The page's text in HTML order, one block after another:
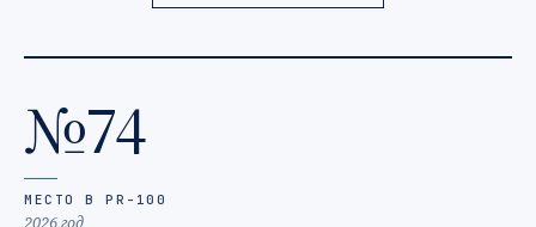
№74
МЕСТО В PR-100
2026 год